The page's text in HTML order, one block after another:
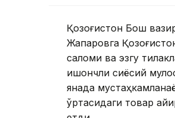
Қозоғистон Бош
Жапаровга
саломи ва эзгу
ишончли сиёсий
янада
ўртасидаги товар